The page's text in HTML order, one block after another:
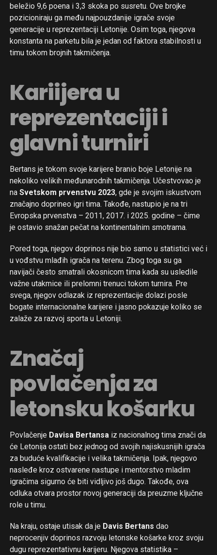
beležio 9,6 poena i 3,3 skoka po susretu. Ove brojke
pozicioniraju ga među najpouzdanije igrače svoje
generacije u reprezentaciji Letonije. Osim toga, njegova
konstanta na parketu bila je jedan od faktora stabilnosti u
timu tokom brojnih takmičenja.
Kariijera u
reprezentaciji i
glavni turniri
Bertans je tokom svoje karijere branio boje Letonije na
nekoliko velikih međunarodnih takmičenja. Učestvovao je
na Svetskom prvenstvu 2023, gde je svojim iskustvom
značajno doprineo igri tima. Takođe, nastupio je na tri
Evropska prvenstva – 2011, 2017. i 2025. godine – čime
je ostavio snažan pečat na kontinentalnim smotrama.
Pored toga, njegov doprinos nije bio samo u statistici već i
u vođstvu mlađih igrača na terenu. Zbog toga su ga
navijači često smatrali okosnicom tima kada su usledile
važne utakmice ili prelomni trenuci tokom turnira. Pre
svega, njegov odlazak iz reprezentacije dolazi posle
bogate internacionalne karijere i jasno pokazuje koliko se
zalaže za razvoj sporta u Letoniji.
Značaj
povlačenja za
letonsku košarku
Povlačenje Davisa Bertansa iz nacionalnog tima znači da
će Letonija ostati bez jednog od svojih najiskusnijih igrača
za buduće kvalifikacije i velika takmičenja. Ipak, njegovo
nasleđe kroz ostvarene nastupe i mentorstvo mladim
igračima sigurno će biti vidljivo još dugo. Takođe, ova
odluka otvara prostor novoj generaciji da preuzme ključne
role u timu.
Na kraju, ostaje utisak da je Davis Bertans dao
neprocenjiv doprinos razvoju letonske košarke kroz svoju
dugu reprezentativnu karijeru. Njegova statistika –